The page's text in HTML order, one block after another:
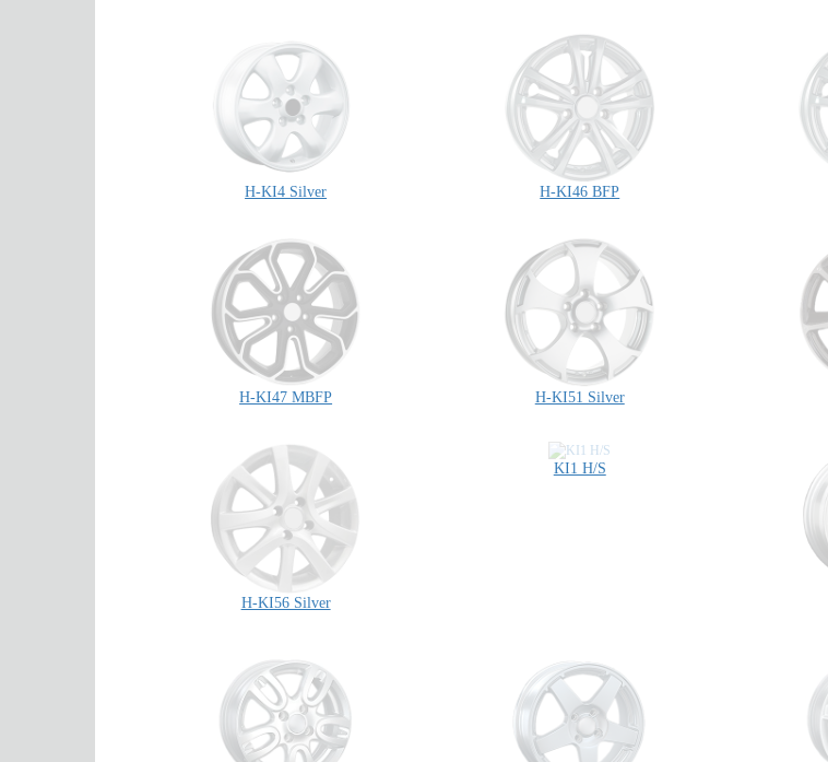
H-KI4 Silver H-KI46 BFP
H-KI47 MBFP H-KI51 Silver
H-KI56 Silver
KI1 H/S